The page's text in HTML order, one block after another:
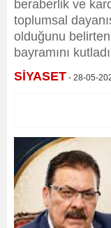
beraberlik ve
toplumsal
olduğunu
bayramını
SİYASET - 28-05-